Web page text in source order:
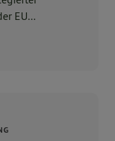
EU